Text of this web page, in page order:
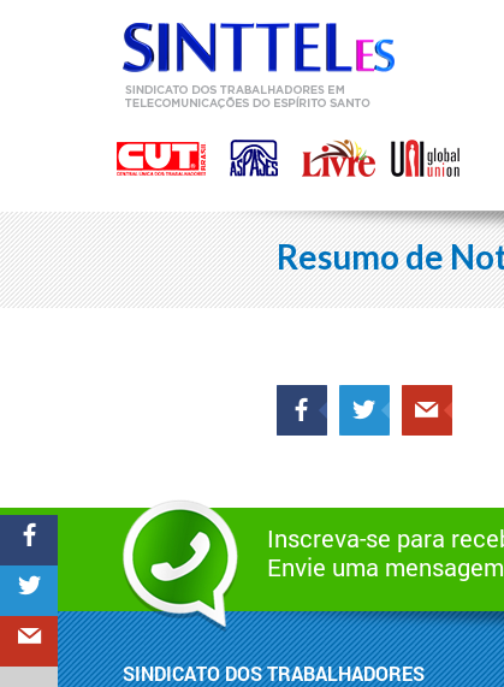
Resumo de
Inscreva-se para
Envie uma
SINDICATO DOS TRABALHADORES